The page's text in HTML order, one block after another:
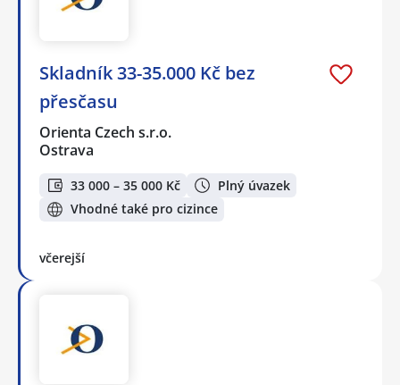
Skladník 33-35.000 Kč bez
přesčasu
Orienta Czech s.r.o.
Ostrava
33 000 – 35 000 Kč
Plný úvazek
Vhodné také pro cizince
včerejší